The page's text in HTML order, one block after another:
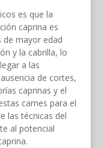
es que la
caprina es
mayor edad
y la cabrilla, lo
a las
de cortes,
caprinas y el
carnes para el
las técnicas del
al potencial